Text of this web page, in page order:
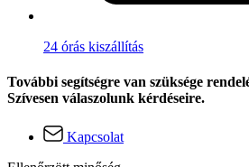
24 órás kiszállítás
További segítségre van szüksége
Szívesen válaszolunk kérdéseire.
Kapcsolat